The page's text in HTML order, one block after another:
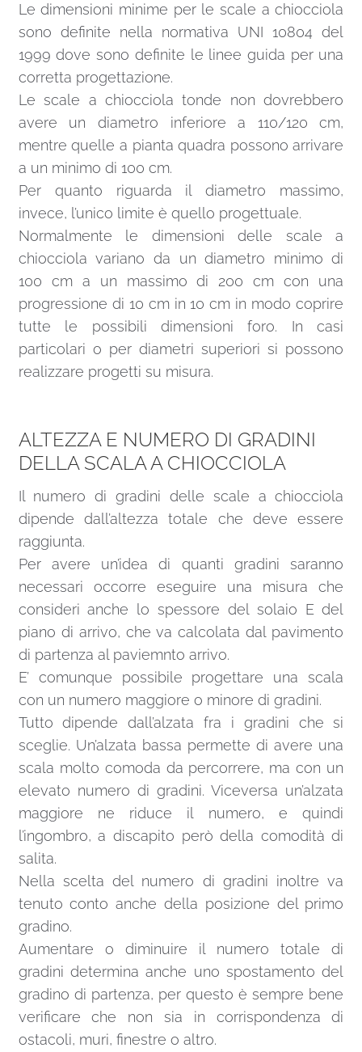
Le dimensioni minime per le scale a chiocciola
sono definite nella normativa UNI 10804 del
1999 dove sono definite le linee guida per una
corretta progettazione.
Le scale a chiocciola tonde non dovrebbero
avere un diametro inferiore a 110/120 cm,
mentre quelle a pianta quadra possono arrivare
a un minimo di 100 cm.
Per quanto riguarda il diametro massimo,
invece, l’unico limite è quello progettuale.
Normalmente le dimensioni delle scale a
chiocciola variano da un diametro minimo di
100 cm a un massimo di 200 cm con una
progressione di 10 cm in 10 cm in modo coprire
tutte le possibili dimensioni foro. In casi
particolari o per diametri superiori si possono
realizzare progetti su misura.
ALTEZZA E NUMERO DI GRADINI
DELLA SCALA A CHIOCCIOLA
Il numero di gradini delle scale a chiocciola
dipende dall’altezza totale che deve essere
raggiunta.
Per avere un’idea di quanti gradini saranno
necessari occorre eseguire una misura che
consideri anche lo spessore del solaio E del
piano di arrivo, che va calcolata dal pavimento
di partenza al paviemnto arrivo.
E’ comunque possibile progettare una scala
con un numero maggiore o minore di gradini.
Tutto dipende dall’alzata fra i gradini che si
sceglie. Un’alzata bassa permette di avere una
scala molto comoda da percorrere, ma con un
elevato numero di gradini. Viceversa un’alzata
maggiore ne riduce il numero, e quindi
l’ingombro, a discapito però della comodità di
salita.
Nella scelta del numero di gradini inoltre va
tenuto conto anche della posizione del primo
gradino.
Aumentare o diminuire il numero totale di
gradini determina anche uno spostamento del
gradino di partenza, per questo è sempre bene
verificare che non sia in corrispondenza di
ostacoli, muri, finestre o altro.